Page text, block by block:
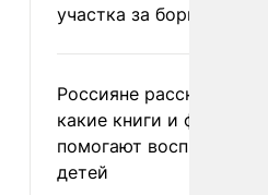
участка за борщевик
Россияне рассказали,
какие книги и фильмы
помогают воспитывать
детей